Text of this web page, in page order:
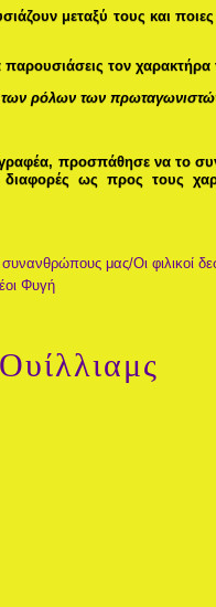
μεταξύ τους και
τον χαρακτήρα
των ρόλων των
προσπάθησε να το
διαφορές ως προς τους
μας/Οι φιλικοί
Φυγή